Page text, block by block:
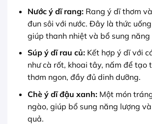
Nước ý dĩ rang:Rang ý dĩ thơm
đun sôi với nước. Đây là thức
giúp thanh nhiệt và bổ sung năng
Súp ý dĩ rau củ:Kết hợp ý dĩ với
như cà rốt, khoai tây, nấm để tạo
thơm ngon, đầy đủ dinh dưỡng.
Chè ý dĩ đậu xanh:Một món
ngào, giúp bổ sung năng lượng
quả.